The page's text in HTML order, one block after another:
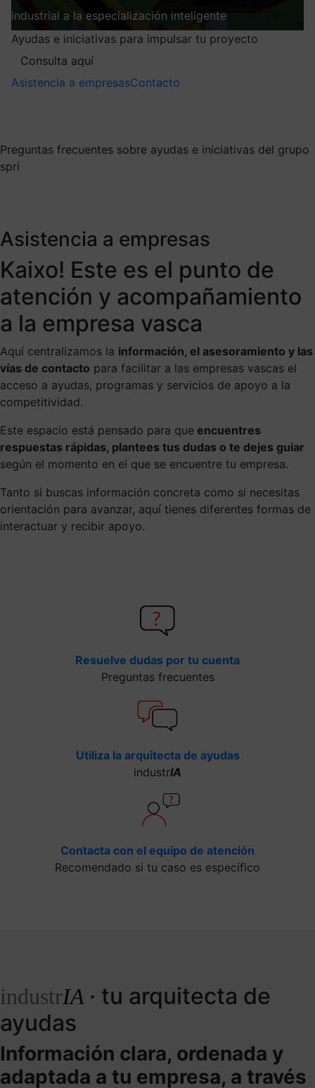
industrial a la especialización inteligente
Ayudas e iniciativas para impulsar tu proyecto
Consulta aquí
Asistencia a empresasContacto
Preguntas frecuentes sobre ayudas e iniciativas del grupo
spri
Asistencia a empresas
Kaixo! Este es el punto de
atención y acompañamiento
a la empresa vasca
Aquí centralizamos la información, el asesoramiento y las
vías de contacto para facilitar a las empresas vascas el
acceso a ayudas, programas y servicios de apoyo a la
competitividad.
Este espacio está pensado para que encuentres
respuestas rápidas, plantees tus dudas o te dejes guiar
según el momento en el que se encuentre tu empresa.
Tanto si buscas información concreta como si necesitas
orientación para avanzar, aquí tienes diferentes formas de
interactuar y recibir apoyo.
Resuelve dudas por tu cuenta
Preguntas frecuentes
Utiliza la arquitecta de ayudas
industrIA
Contacta con el equipo de atención
Recomendado si tu caso es específico
industrIA · tu arquitecta de
ayudas
Información clara, ordenada y
adaptada a tu empresa, a través